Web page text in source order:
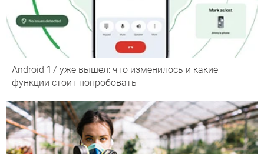
Android 17 уже вышел: что изменилось и какие
функции стоит попробовать